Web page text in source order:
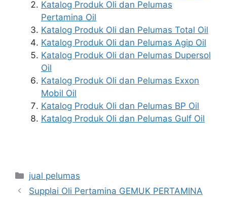
Katalog Produk Oli dan Pelumas
Pertamina Oil
Katalog Produk Oli dan Pelumas Total Oil
Katalog Produk Oli dan Pelumas Agip Oil
Katalog Produk Oli dan Pelumas Dupersol
Oil
Katalog Produk Oli dan Pelumas Exxon
Mobil Oil
Katalog Produk Oli dan Pelumas BP Oil
Katalog Produk Oli dan Pelumas Gulf Oil
jual pelumas
Supplai Oli Pertamina GEMUK PERTAMINA